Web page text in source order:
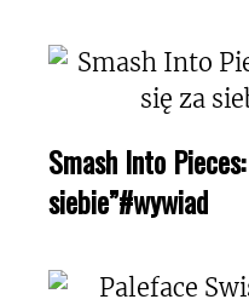
Smash Into
siebie”#wywiad